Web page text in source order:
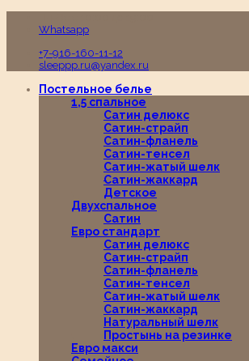
Whatsapp
+7-916-160-11-12
sleeppp.ru@yandex.ru
Постельное белье
1,5 спальное
Сатин делюкс
Сатин-страйп
Сатин-фланель
Сатин-тенсел
Сатин-жатый шелк
Сатин-жаккард
Детское
Двухспальное
Сатин
Евро стандарт
Сатин делюкс
Сатин-страйп
Сатин-фланель
Сатин-тенсел
Сатин-жатый шелк
Сатин-жаккард
Натуральный шелк
Простынь на резинке
Евро макси